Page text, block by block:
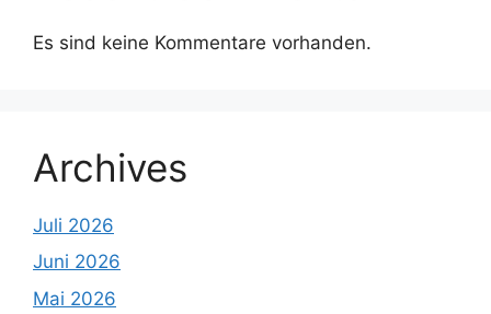
Es sind keine Kommentare vorhanden.
Archives
Juli 2026
Juni 2026
Mai 2026